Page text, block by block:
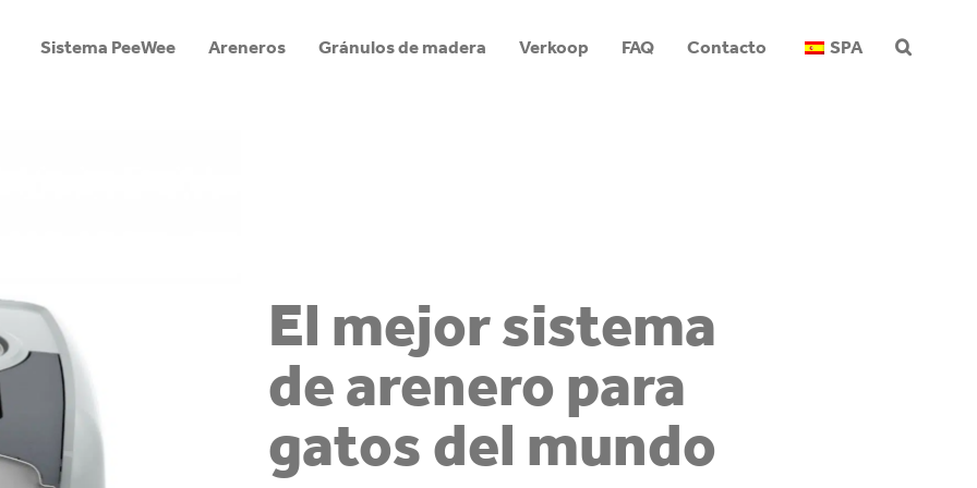
Sistema PeeWee Areneros Gránulos de madera Verkoop FAQ Contacto SPA
El mejor sistema
de arenero para
gatos del mundo